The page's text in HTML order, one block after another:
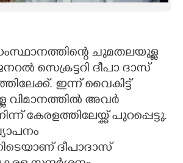
ചുമതലയുള്ള
സെക്രട്ടറി ദീപാ ദാസ്
ഇന്ന് വൈകിട്ട്
വിമാനത്തിൽ അവർ
കേരളത്തിലേയ്ക്ക് പുറപ്പെട്ടു.
ദീപാദാസ്